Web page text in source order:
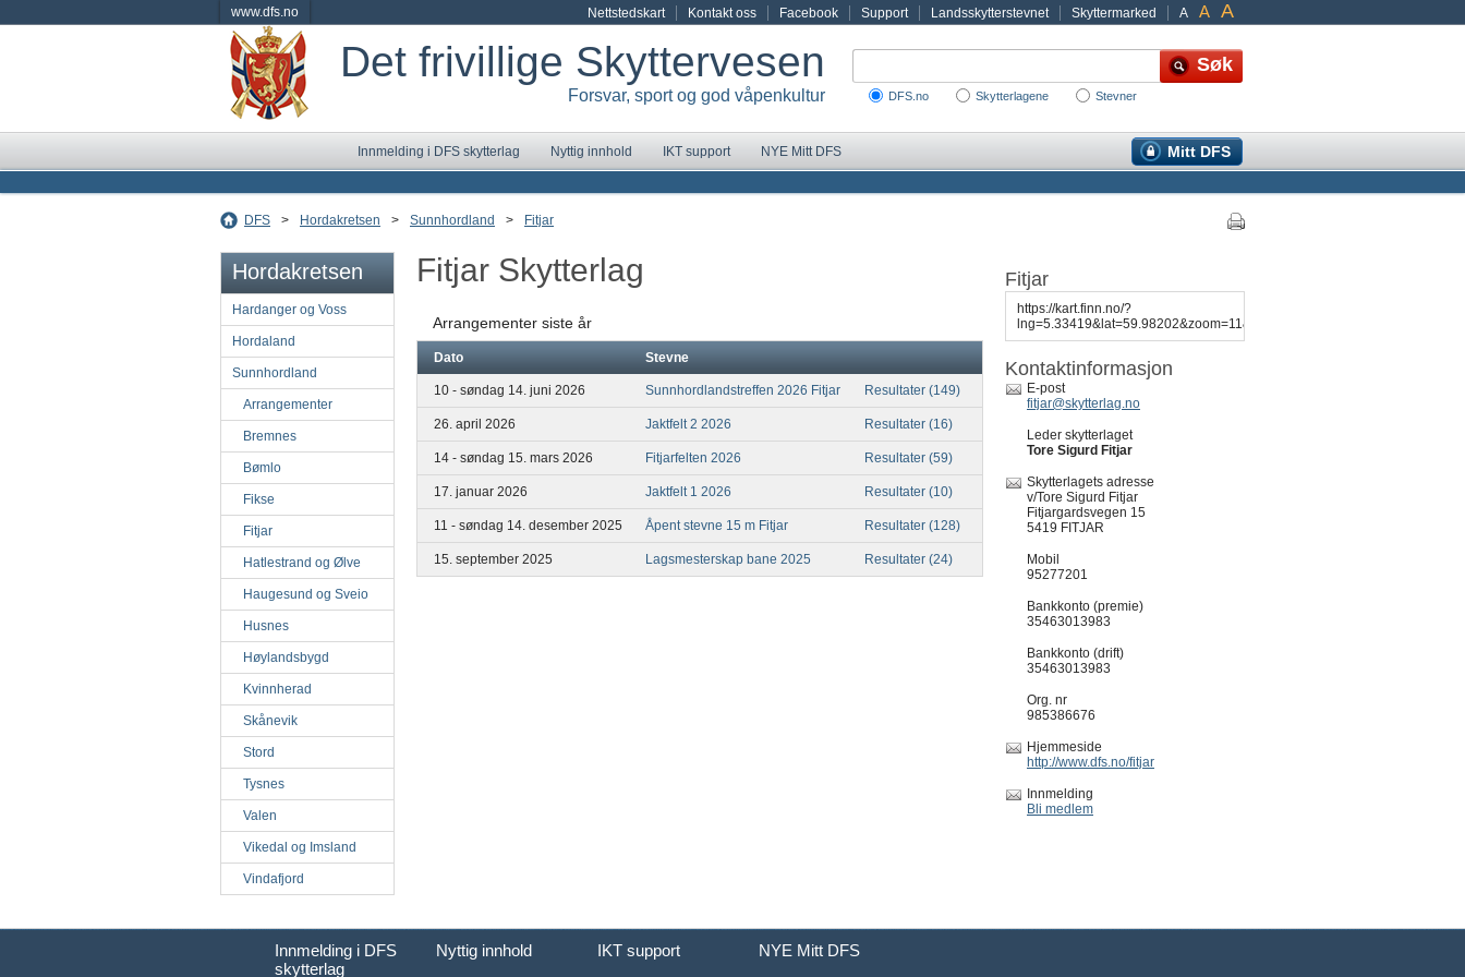
www.dfs.no A A A
Nettstedskart Kontakt oss Facebook Support Landsskytterstevnet Skyttermarked
Det frivillige Skyttervesen
Forsvar, sport og god våpenkultur DFS.no Skytterlagene Stevner
Innmelding i DFS skytterlag Nyttig innhold IKT support Mitt DFS
NYE Mitt DFS
DFS > Hordakretsen > Sunnhordland > Fitjar
Hordakretsen
Hardanger og Voss
Hordaland
Sunnhordland
Arrangementer
Bremnes
Bømlo
Fikse
Fitjar
Hatlestrand og Ølve
Haugesund og Sveio
Husnes
Høylandsbygd
Kvinnherad
Skånevik
Stord
Tysnes
Valen
Vikedal og Imsland
Vindafjord
Fitjar Skytterlag
Arrangementer siste år
Dato Stevne
10 - søndag 14. juni 2026 Sunnhordlandstreffen 2026 Fitjar Resultater (149)
26. april 2026 Jaktfelt 2 2026 Resultater (16)
14 - søndag 15. mars 2026 Fitjarfelten 2026 Resultater (59)
17. januar 2026 Jaktfelt 1 2026 Resultater (10)
11 - søndag 14. desember 2025 Åpent stevne 15 m Fitjar Resultater (128)
15. september 2025 Lagsmesterskap bane 2025 Resultater (24)
Fitjar
https://kart.finn.no/?
Kontaktinformasjon
E-post
fitjar@skytterlag.no
Leder skytterlaget
Tore Sigurd Fitjar
Skytterlagets adresse
v/Tore Sigurd Fitjar
Fitjargardsvegen 15
5419 FITJAR
Mobil
95277201
Bankkonto (premie)
35463013983
Bankkonto (drift)
35463013983
Org. nr
985386676
Hjemmeside
http://www.dfs.no/fitjar
Innmelding
Bli medlem
Innmelding i DFS
skytterlag
Nyttig innhold IKT support NYE Mitt DFS